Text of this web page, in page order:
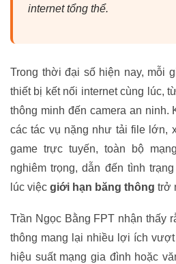
internet tổng thể.
Trong thời đại số hiện nay, mỗi
thiết bị kết nối internet cùng lúc,
thông minh đến camera an ninh.
các tác vụ nặng như tải file lớn,
game trực tuyến, toàn bộ
nghiêm trọng, dẫn đến tình
lúc việc giới hạn băng thông trở
Trần Ngọc Bằng FPT nhận thấy
thông mang lại nhiều lợi ích
hiệu suất mạng gia đình hoặc